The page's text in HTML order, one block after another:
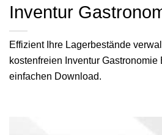
Inventur
Effizient Ihre Lagerbestände
kostenfreien Inventur Gastronomie
einfachen Download.